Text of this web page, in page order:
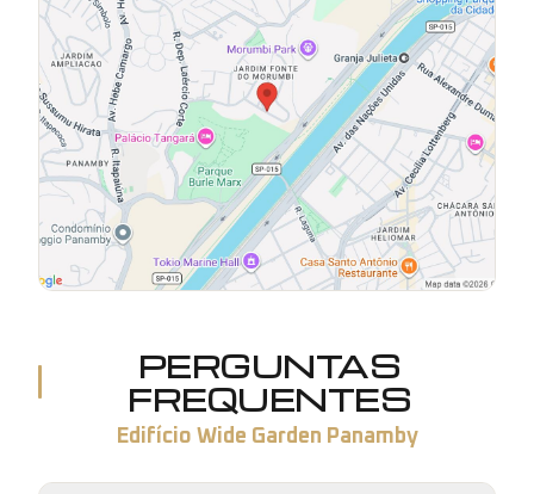
PERGUNTAS
FREQUENTES
Edifício Wide Garden Panamby